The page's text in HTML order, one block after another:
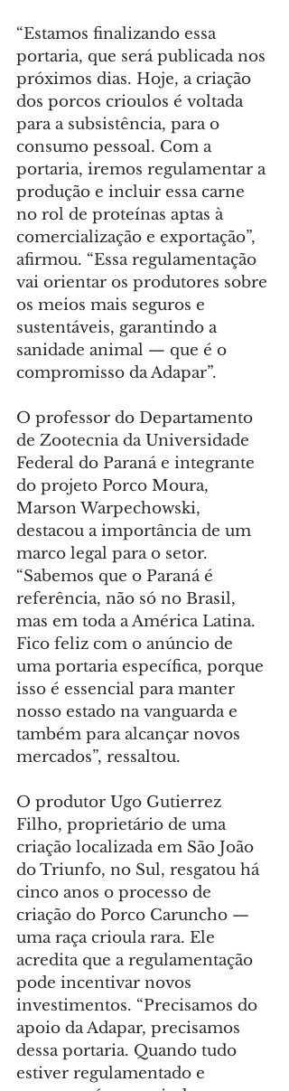
“Estamos finalizando essa
portaria, que será publicada nos
próximos dias. Hoje, a criação
dos porcos crioulos é voltada
para a subsistência, para o
consumo pessoal. Com a
portaria, iremos regulamentar a
produção e incluir essa carne
no rol de proteínas aptas à
comercialização e exportação”,
afirmou. “Essa regulamentação
vai orientar os produtores sobre
os meios mais seguros e
sustentáveis, garantindo a
sanidade animal — que é o
compromisso da Adapar”.
O professor do Departamento
de Zootecnia da Universidade
Federal do Paraná e integrante
do projeto Porco Moura,
Marson Warpechowski,
destacou a importância de um
marco legal para o setor.
“Sabemos que o Paraná é
referência, não só no Brasil,
mas em toda a América Latina.
Fico feliz com o anúncio de
uma portaria específica, porque
isso é essencial para manter
nosso estado na vanguarda e
também para alcançar novos
mercados”, ressaltou.
O produtor Ugo Gutierrez
Filho, proprietário de uma
criação localizada em São João
do Triunfo, no Sul, resgatou há
cinco anos o processo de
criação do Porco Caruncho —
uma raça crioula rara. Ele
acredita que a regulamentação
pode incentivar novos
investimentos. “Precisamos do
apoio da Adapar, precisamos
dessa portaria. Quando tudo
estiver regulamentado e